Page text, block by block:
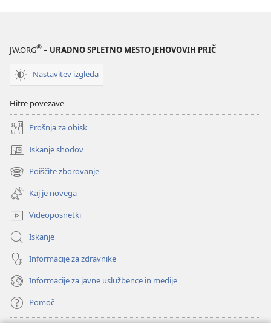
JW.ORG® – URADNO SPLETNO MESTO JEHOVOVIH PRIČ
Nastavitev izgleda
Hitre povezave
Prošnja za obisk
Iskanje shodov
(odpre
novo
okno)
Poiščite zborovanje
(odpre
novo
okno)
Kaj je novega
Videoposnetki
Iskanje
Informacije za zdravnike
Informacije za javne uslužbence in medije
Pomoč